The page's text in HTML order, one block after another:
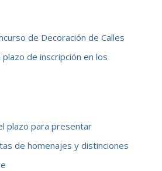
de Decoración de Calles
de inscripción en los
plazo para presentar
de homenajes y distinciones